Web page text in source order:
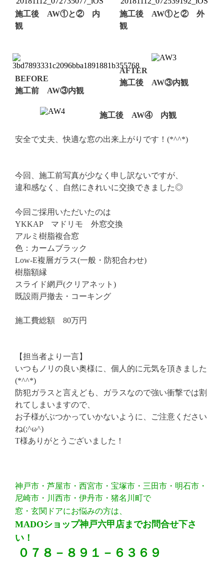
施工後 AW①と② 内
観
施工後 AW①と② 外
観
BEFORE
施工前 AW③内観
AFTER
施工後 AW③内観
施工後 AW④ 内観
安全で丈夫、快適な窓の出来上がりです！(*^^*)
今回、施工前写真が少なく申し訳ないですが、
違和感なく、自然にきれいに交換できました◎
今回ご採用いただいたのは
YKKAP マドリモ 外窓交換
アルミ樹脂複合窓
色：カームブラック
Low-E複層ガラス(一般・防犯合わせ)
樹脂額縁
スライド網戸(クリアネット)
既設雨戸撤去・コーキング
施工費総額 80万円
【担当者より一言】
いつもノリの良い奥様に、個人的に元気を頂きました
(*^^*)
防犯ガラスと言えども、ガラスなので強い衝撃では割
れてしまいますので、
お子様がぶつかっていかないように、ご注意ください
ね(;^ω^)
T様ありがとうございました！
神戸市・芦屋市・西宮市・宝塚市・三田市・明石市・
尼崎市・川西市・伊丹市・猪名川町で
窓・玄関ドアにお悩みの方は、
MADOショップ神戸六甲店までお問合せ下さ
い！
０７８－８９１－６３６９